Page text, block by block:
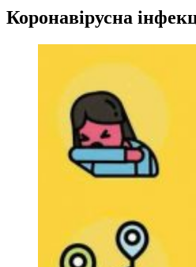
Коронавірусна